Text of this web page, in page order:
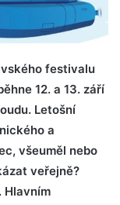
festivalu
12. a 13. září
Letošní
a
všeuměl nebo
veřejně?
Hlavním